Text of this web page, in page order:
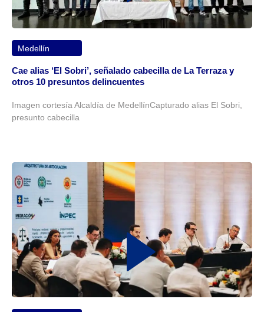
Medellín
Cae alias ‘El Sobri’, señalado cabecilla de La Terraza y
otros 10 presuntos delincuentes
Imagen cortesía Alcaldía de MedellínCapturado alias El Sobri,
presunto cabecilla